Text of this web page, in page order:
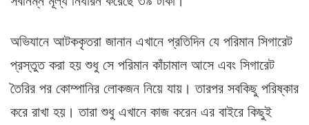
অভিযানে আটককৃতরা জানান এখানে প্রতিদিন যে পরিমান সিগারেট
প্রস্তুত করা হয় শুধু সে পরিমান কাঁচামাল আসে এবং সিগারেট
তৈরির পর কোম্পানির লোকজন নিয়ে যায়। তারপর সবকিছু পরিষ্কার
করে রাখা হয়। তারা শুধু এখানে কাজ করেন এর বাইরে কিছুই